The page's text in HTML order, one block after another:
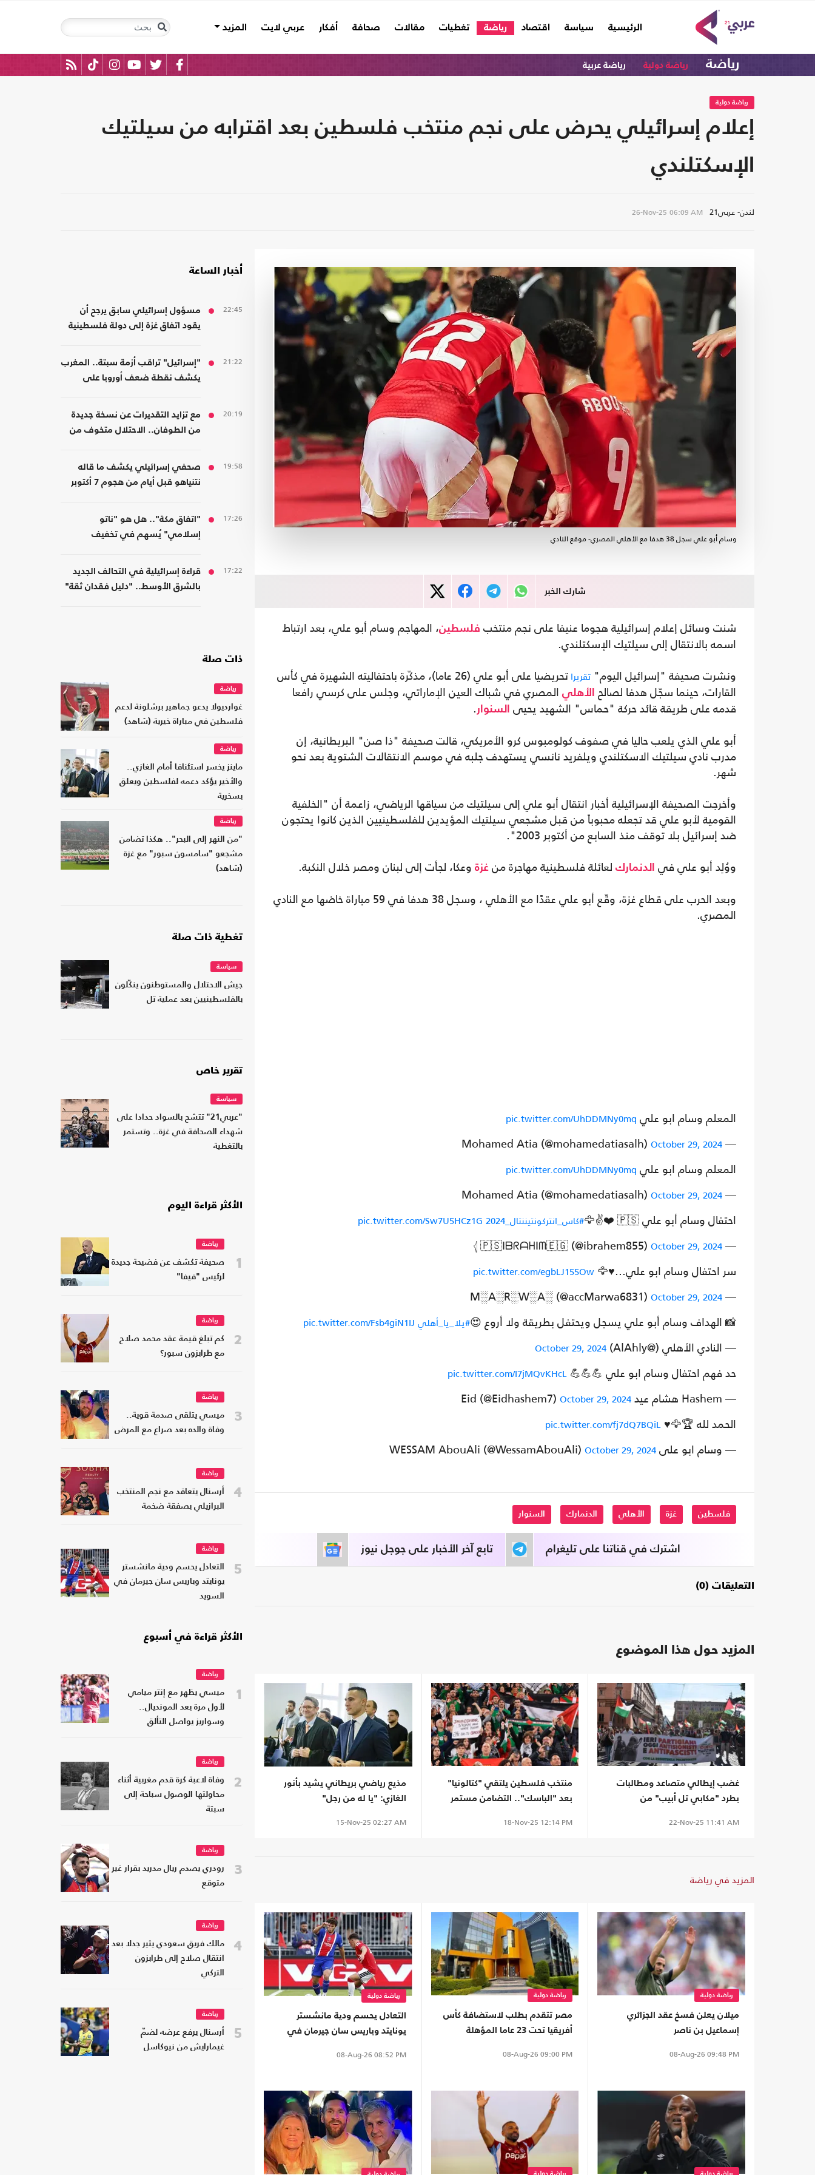
الرئيسية
(current) سياسة اقتصاد رياضة تغطيات مقالات صحافة أفكار عربي لايت المزيد
رياضة رياضة دولية رياضة عربية
رياضة دولية
إعلام إسرائيلي يحرض على نجم منتخب فلسطين بعد اقترابه من سيلتيك
الإسكتلندي
لندن- عربي21 26-Nov-25 06:09 AM
وسام أبو علي سجل 38 هدفا مع الأهلي المصري- موقع النادي
شارك الخبر
شنت وسائل إعلام إسرائيلية هجوما عنيفا على نجم منتخب فلسطين، المهاجم وسام أبو علي، بعد ارتباط
اسمه بالانتقال إلى سيلتيك الإسكتلندي.
ونشرت صحيفة "إسرائيل اليوم" تقريرا
تحريضيا على أبو علي (26 عاما)، مذكّرة باحتفاليته الشهيرة في كأس
القارات، حينما سجّل هدفا لصالح
الأهلي المصري في شباك العين الإماراتي، وجلس على كرسي رافعا
قدمه على طريقة قائد حركة "حماس" الشهيد يحيى
السنوار .
أبو علي الذي يلعب حاليا في صفوف كولومبوس كرو الأمريكي، قالت صحيفة "ذا صن" البريطانية، إن
مدرب نادي سيلتيك الاسكتلندي ويلفريد نانسي يستهدف جلبه في موسم الانتقالات الشتوية بعد نحو
شهر.
وأخرجت الصحيفة الإسرائيلية أخبار انتقال أبو علي إلى سيلتيك من سياقها الرياضي، زاعمة أن "الخلفية
القومية لأبو علي قد تجعله محبوباً من قبل مشجعي سيلتيك المؤيدين للفلسطينيين الذين كانوا يحتجون
ضد إسرائيل بلا توقف منذ السابع من أكتوبر 2003".
ووُلِد أبو علي في
الدنمارك لعائلة فلسطينية مهاجرة من غزة وعكا، لجأت إلى لبنان ومصر خلال النكبة.
وبعد الحرب على قطاع غزة، وقّع أبو علي عقدًا مع الأهلي ، وسجل 38 هدفا في 59 مباراة خاضها مع النادي
المصري.
المعلم وسام ابو علي pic.twitter.com/UhDDMNy0mq
— Mohamed Atia (@mohamedatiasalh)
October 29, 2024
المعلم وسام ابو علي pic.twitter.com/UhDDMNy0mq
— Mohamed Atia (@mohamedatiasalh)
October 29, 2024
احتفال وسام أبو علي 🇵🇸 ❤️✌️🦅 #كاس_انتركونتيننتال_2024 pic.twitter.com/Sw7U5HCz1G
— 𓂆 🇵🇸IᗷᖇᗩᕼIᗰ🇪🇬 (@ibrahem855)
October 29, 2024
سر احتفال وسام ابو علي...♥🦅 pic.twitter.com/egbLJ155Ow
— M░A░R░W░A░ (@accMarwa6831)
October 29, 2024
📸 الهداف وسام أبو علي يسجل ويحتفل بطريقة ولا أروع 😍#يلا_يا_أهلي pic.twitter.com/Fsb4giN1IJ
— ‏النادي الأهلي (@AlAhly) October 29, 2024
حد فهم احتفال وسام ابو علي 💪💪💪 pic.twitter.com/I7jMQvKHcL
— Hashem هشام عيد Eid (@Eidhashem7) October 29, 2024
الحمد لله 🏆🦅♥️ pic.twitter.com/fj7dQ7BQiL
— وسام ابو على WESSAM AbouAli (@WessamAbouAli) October 29, 2024
فلسطين غزة الأهلي الدنمارك السنوار
تابع آخر الأخبار على جوجل نيوز اشترك في قناتنا على تليغرام
التعليقات (0)
المزيد حول هذا الموضوع
غضب إيطالي متصاعد ومطالبات
بطرد "مكابي تل أبيب" من
22-Nov-25 11:41 AM
منتخب فلسطين يلتقي "كتالونيا"
بعد "الباسك".. التضامن مستمر
18-Nov-25 12:14 PM
مذيع رياضي بريطاني يشيد بأنور
الغازي: "يا له من رجل"
15-Nov-25 02:27 AM
المزيد في رياضة
رياضة دولية
ميلان يعلن فسخ عقد الجزائري
إسماعيل بن ناصر
08-Aug-26 09:48 PM
رياضة دولية
مصر تتقدم بطلب لاستضافة كأس
أفريقيا تحت 23 عاما المؤهلة
08-Aug-26 09:00 PM
رياضة دولية
التعادل يحسم ودية مانشستر
يونايتد وباريس سان جيرمان في
08-Aug-26 08:52 PM
أخبار الساعة
22:45
مسؤول إسرائيلي سابق يرجح أن
يقود اتفاق غزة إلى دولة فلسطينية
21:22
"إسرائيل" تراقب أزمة سبتة.. المغرب
يكشف نقطة ضعف أوروبا على
20:19
مع تزايد التقديرات عن نسخة جديدة
من الطوفان.. الاحتلال متخوف من
19:58
صحفي إسرائيلي يكشف ما قاله
نتنياهو قبل أيام من هجوم 7 أكتوبر
17:26
"اتفاق مكة".. هل هو "ناتو
إسلامي" يُسهم في تخفيف
17:22
قراءة إسرائيلية في التحالف الجديد
بالشرق الأوسط.. "دليل فقدان ثقة"
ذات صلة
رياضة
غوارديولا يدعو جماهير برشلونة لدعم
فلسطين في مباراة خيرية (شاهد)
رياضة
ماينز يخسر استئنافا أمام الغازي..
والأخير يؤكد دعمه لفلسطين ويعلق
بسخرية
رياضة
"من النهر إلى البحر".. هكذا تضامن
مشجعو "سامسون سبور" مع غزة
(شاهد)
تغطية ذات صلة
سياسة
جيش الاحتلال والمستوطنون ينكّلون
بالفلسطينيين بعد عملية تل
تقرير خاص
سياسة
"عربي21" تتشح بالسواد حدادا على
شهداء الصحافة في غزة.. وتستمر
بالتغطية
الأكثر قراءة اليوم
1
رياضة
صحيفة تكشف عن فضيحة جديدة
لرئيس "فيفا"
2
رياضة
كم تبلغ قيمة عقد محمد صلاح
مع طرابزون سبور؟
3
رياضة
ميسي يتلقى صدمة قوية..
وفاة والده بعد صراع مع المرض
4
رياضة
أرسنال يتعاقد مع نجم المنتخب
البرازيلي بصفقة ضخمة
5
رياضة
التعادل يحسم ودية مانشستر
يونايتد وباريس سان جيرمان في
السويد
الأكثر قراءة في أسبوع
1
رياضة
ميسي يظهر مع إنتر ميامي
لأول مرة بعد المونديال..
وسواريز يواصل التألق
2
رياضة
وفاة لاعبة كرة قدم مغربية أثناء
محاولتها الوصول سباحة إلى
سبتة
3
رياضة
رودري يصدم ريال مدريد بقرار غير
متوقع
4
رياضة
مالك فريق سعودي يثير جدلا بعد
انتقال صلاح إلى طرابزون
التركي
5
رياضة
أرسنال يرفع عرضه لضمّ
غيمارايش من نيوكاسل